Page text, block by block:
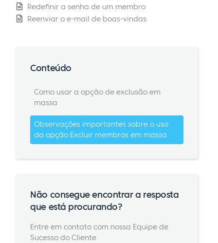
Redefinir a senha de um membro
Reenviar o e-mail de boas-vindas
Conteúdo
Como usar a opção de exclusão em
massa
Observações importantes sobre o uso
da opção Excluir membros em massa
Não consegue encontrar a resposta
que está procurando?
Entre em contato com nossa Equipe de
Sucesso do Cliente